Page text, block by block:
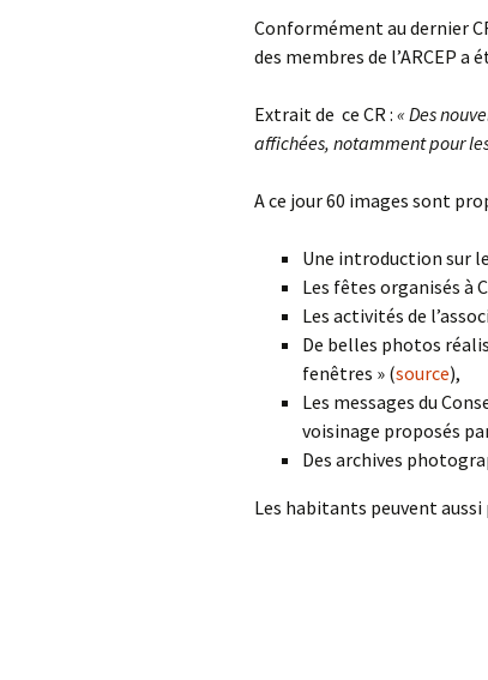
Conformément au dernier
des membres de l’ARCEP a
Extrait de ce CR : « Des
affichées, notamment pour
A ce jour 60 images sont
Une introduction sur
Les fêtes organisés à
Les activités de
De belles photos
fenêtres » (source),
Les messages du
voisinage proposés
Des archives
Les habitants peuvent